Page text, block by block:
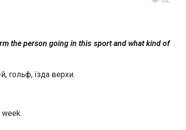
the person going in this sport and what kind of
гольф, їзда верхи.